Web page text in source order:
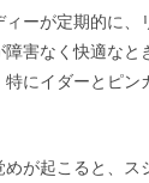
ーが定期的に、
害なく快適なと
にイダーとピン
が起こると、ス